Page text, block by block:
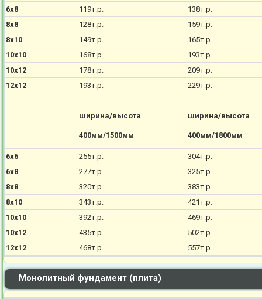
6х8
119т.р.
138т.р.
8х8
128т.р.
159т.р.
8х10
149т.р.
165т.р.
10х10
168т.р.
193т.р.
10х12
178т.р.
209т.р.
12х12
193т.р. 229т.р.
ширина/высота
400мм/1500мм
ширина/высота
400мм/1800мм
6х6 255т.р.
304т.р.
6х8
277т.р.
325т.р.
8х8
320т.р.
383т.р.
8х10
343т.р.
421т.р.
10х10
392т.р.
469т.р.
10х12
435т.р.
502т.р.
12х12
468т.р. 557т.р.
Монолитный фундамент (плита)